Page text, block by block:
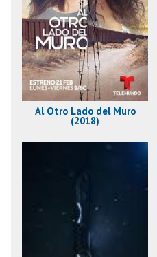
Al Otro Lado del Muro
(2018)